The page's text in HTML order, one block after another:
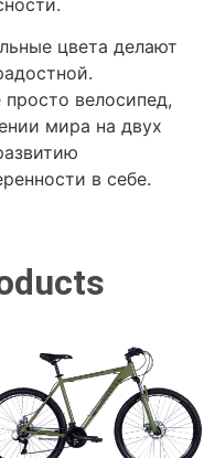
цвета делают
велосипед,
мира на двух
в себе.